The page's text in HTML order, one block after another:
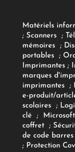
Matériels
; Scanners ;
mémoires
;
portables
;
Imprimantes;
marques
imprimantes
;
e-produit/
scolaires;
clé
;
coffret ;
de code barres
; Protection